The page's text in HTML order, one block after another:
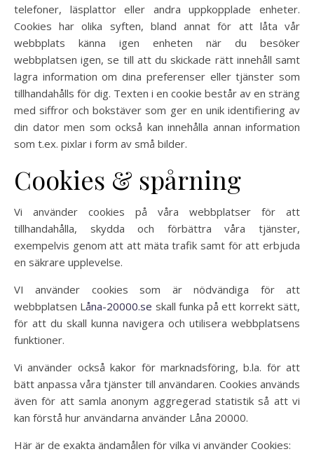
telefoner, läsplattor eller andra uppkopplade enheter.
Cookies har olika syften, bland annat för att låta vår
webbplats känna igen enheten när du besöker
webbplatsen igen, se till att du skickade rätt innehåll samt
lagra information om dina preferenser eller tjänster som
tillhandahålls för dig. Texten i en cookie består av en sträng
med siffror och bokstäver som ger en unik identifiering av
din dator men som också kan innehålla annan information
som t.ex. pixlar i form av små bilder.
Cookies & spårning
Vi använder cookies på våra webbplatser för att
tillhandahålla, skydda och förbättra våra tjänster,
exempelvis genom att att mäta trafik samt för att erbjuda
en säkrare upplevelse.
VI använder cookies som är nödvändiga för att
webbplatsen Låna-20000.se skall funka på ett korrekt sätt,
för att du skall kunna navigera och utilisera webbplatsens
funktioner.
Vi använder också kakor för marknadsföring, b.la. för att
bätt anpassa våra tjänster till användaren. Cookies används
även för att samla anonym aggregerad statistik så att vi
kan förstå hur användarna använder Låna 20000.
Här är de exakta ändamålen för vilka vi använder Cookies: